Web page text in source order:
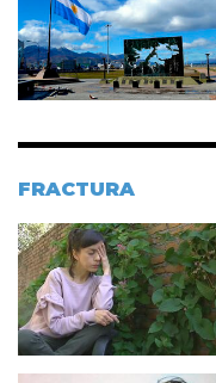
FRACTURA
Imagen